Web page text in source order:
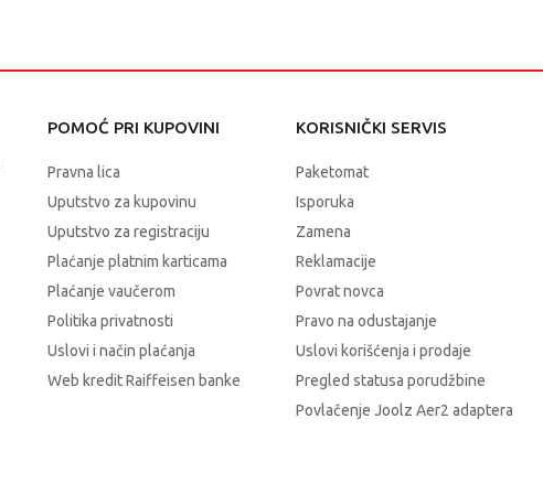
POMOĆ PRI KUPOVINI
Pravna lica
Uputstvo za kupovinu
Uputstvo za registraciju
Plaćanje platnim karticama
Plaćanje vaučerom
Politika privatnosti
Uslovi i način plaćanja
Web kredit Raiffeisen banke
KORISNIČKI SERVIS
Paketomat
Isporuka
Zamena
Reklamacije
Povrat novca
Pravo na odustajanje
Uslovi korišćenja i prodaje
Pregled statusa porudžbine
Povlačenje Joolz Aer2 adaptera